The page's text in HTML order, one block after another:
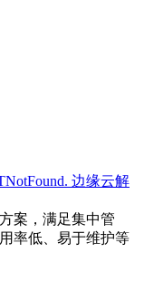
边缘云解
案，满足集中管
率低、易于维护等